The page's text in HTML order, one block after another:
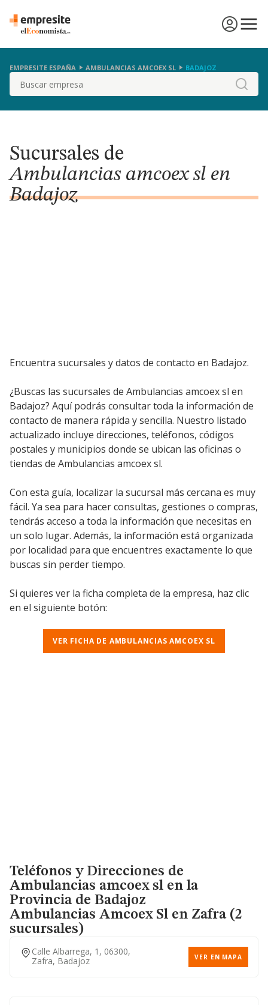
EMPRESITE ESPAÑA AMBULANCIAS AMCOEX SL BADAJOZ
Buscar
Sucursales de
Ambulancias amcoex sl en
Badajoz
Encuentra sucursales y datos de contacto en Badajoz.
¿Buscas las sucursales de Ambulancias amcoex sl en
Badajoz? Aquí podrás consultar toda la información de
contacto de manera rápida y sencilla. Nuestro listado
actualizado incluye direcciones, teléfonos, códigos
postales y municipios donde se ubican las oficinas o
tiendas de Ambulancias amcoex sl.
Con esta guía, localizar la sucursal más cercana es muy
fácil. Ya sea para hacer consultas, gestiones o compras,
tendrás acceso a toda la información que necesitas en
un solo lugar. Además, la información está organizada
por localidad para que encuentres exactamente lo que
buscas sin perder tiempo.
Si quieres ver la ficha completa de la empresa, haz clic
en el siguiente botón:
VER FICHA DE AMBULANCIAS AMCOEX SL
Teléfonos y Direcciones de
Ambulancias amcoex sl en la
Provincia de Badajoz
Ambulancias Amcoex Sl en Zafra (2
sucursales)
Calle Albarrega, 1, 06300,
Zafra, Badajoz
VER EN MAPA